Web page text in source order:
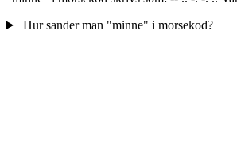
Hur sander man "minne" i morsekod?